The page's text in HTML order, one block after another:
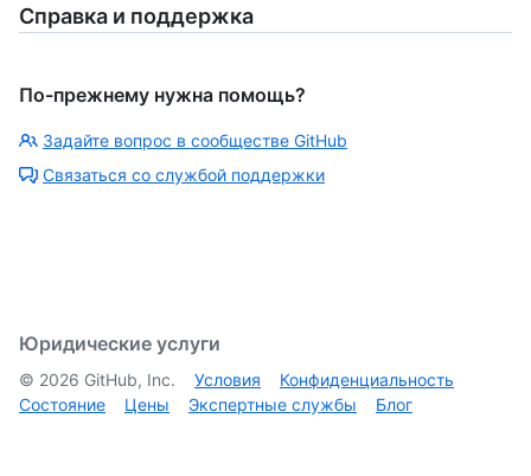
Справка и поддержка
По-прежнему нужна помощь?
Задайте вопрос в сообществе GitHub
Связаться со службой поддержки
Юридические услуги
© 2026 GitHub, Inc. Условия
Конфиденциальность
Состояние
Цены Экспертные службы Блог